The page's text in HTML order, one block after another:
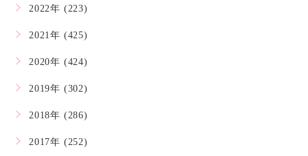
2022年 (223)
2021年 (425)
2020年 (424)
2019年 (302)
2018年 (286)
2017年 (252)